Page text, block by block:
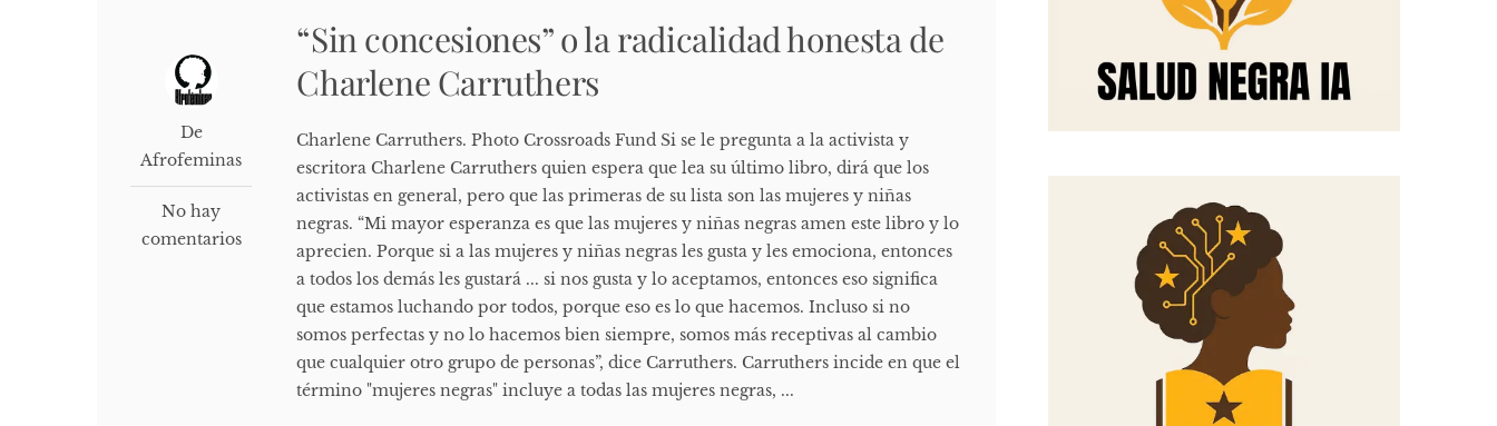
De
Afrofeminas
No hay
comentarios
“Sin concesiones” o la radicalidad honesta de
Charlene Carruthers
Charlene Carruthers. Photo Crossroads Fund Si se le pregunta a la activista y
escritora Charlene Carruthers quien espera que lea su último libro, dirá que los
activistas en general, pero que las primeras de su lista son las mujeres y niñas
negras. “Mi mayor esperanza es que las mujeres y niñas negras amen este libro y lo
aprecien. Porque si a las mujeres y niñas negras les gusta y les emociona, entonces
a todos los demás les gustará ... si nos gusta y lo aceptamos, entonces eso significa
que estamos luchando por todos, porque eso es lo que hacemos. Incluso si no
somos perfectas y no lo hacemos bien siempre, somos más receptivas al cambio
que cualquier otro grupo de personas”, dice Carruthers. Carruthers incide en que el
término "mujeres negras" incluye a todas las mujeres negras, ...